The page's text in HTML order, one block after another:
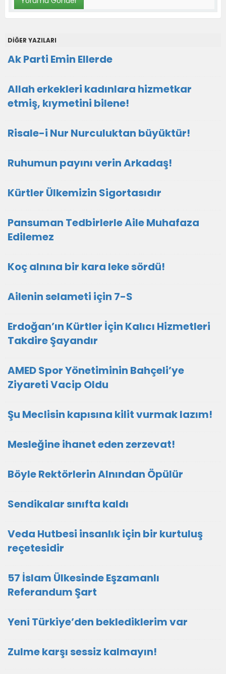
DİĞER YAZILARI
Ak Parti Emin Ellerde
Allah erkekleri kadınlara hizmetkar
etmiş, kıymetini bilene!
Risale-i Nur Nurculuktan büyüktür!
Ruhumun payını verin Arkadaş!
Kürtler Ülkemizin Sigortasıdır
Pansuman Tedbirlerle Aile Muhafaza
Edilemez
Koç alnına bir kara leke sördü!
Ailenin selameti için 7-S
Erdoğan’ın Kürtler İçin Kalıcı Hizmetleri
Takdire Şayandır
AMED Spor Yönetiminin Bahçeli’ye
Ziyareti Vacip Oldu
Şu Meclisin kapısına kilit vurmak lazım!
Mesleğine ihanet eden zerzevat!
Böyle Rektörlerin Alnından Öpülür
Sendikalar sınıfta kaldı
Veda Hutbesi insanlık için bir kurtuluş
reçetesidir
57 İslam Ülkesinde Eşzamanlı
Referandum Şart
Yeni Türkiye’den beklediklerim var
Zulme karşı sessiz kalmayın!